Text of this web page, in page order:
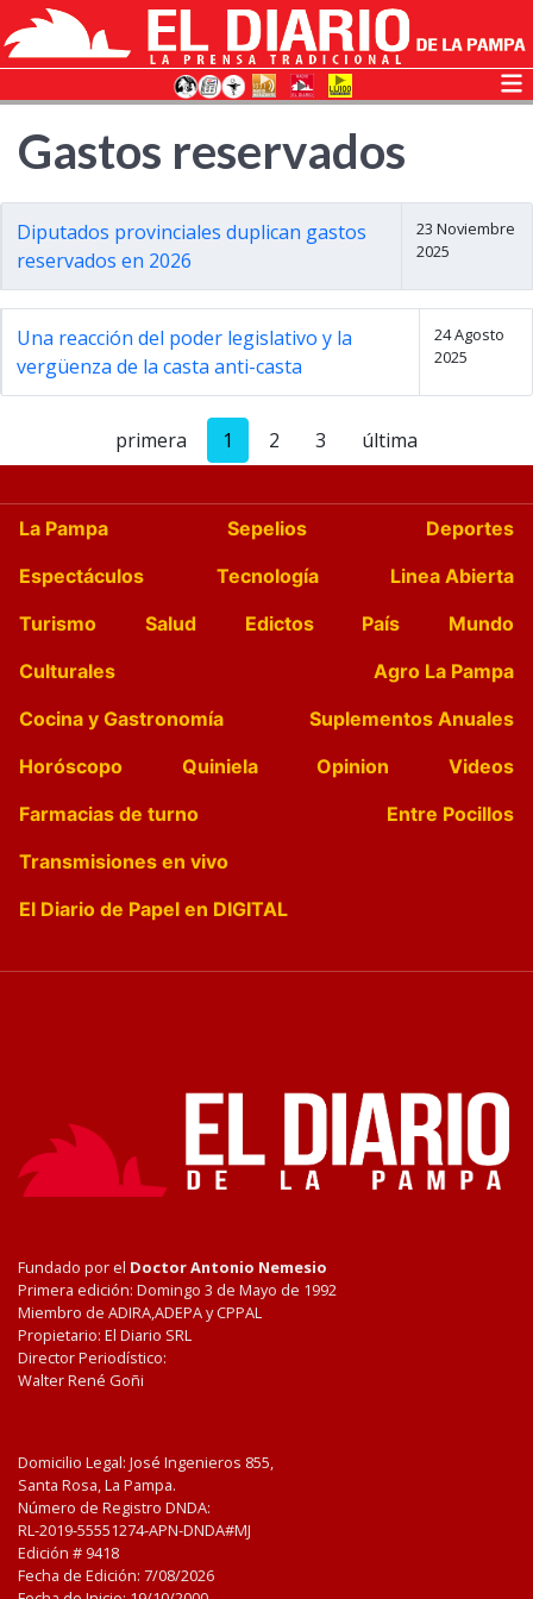
Gastos reservados
Diputados provinciales duplican gastos
reservados en 2026
23 Noviembre
2025
Una reacción del poder legislativo y la
vergüenza de la casta anti-casta
24 Agosto
2025
primera 1 2 3 última
La Pampa Sepelios
Deportes
Espectáculos
Tecnología
Linea Abierta
Turismo
Salud Edictos País
Mundo
Culturales
Agro La Pampa
Cocina y Gastronomía
Suplementos Anuales
Horóscopo
Quiniela Opinion
Videos
Farmacias de turno
Entre Pocillos
Transmisiones en vivo
El Diario de Papel en DIGITAL
Fundado por el Doctor Antonio Nemesio
Primera edición: Domingo 3 de Mayo de 1992
Miembro de ADIRA,ADEPA y CPPAL
Propietario: El Diario SRL
Director Periodístico:
Walter René Goñi
Domicilio Legal: José Ingenieros 855,
Santa Rosa, La Pampa.
Número de Registro DNDA:
RL-2019-55551274-APN-DNDA#MJ
Edición # 9418
Fecha de Edición: 7/08/2026